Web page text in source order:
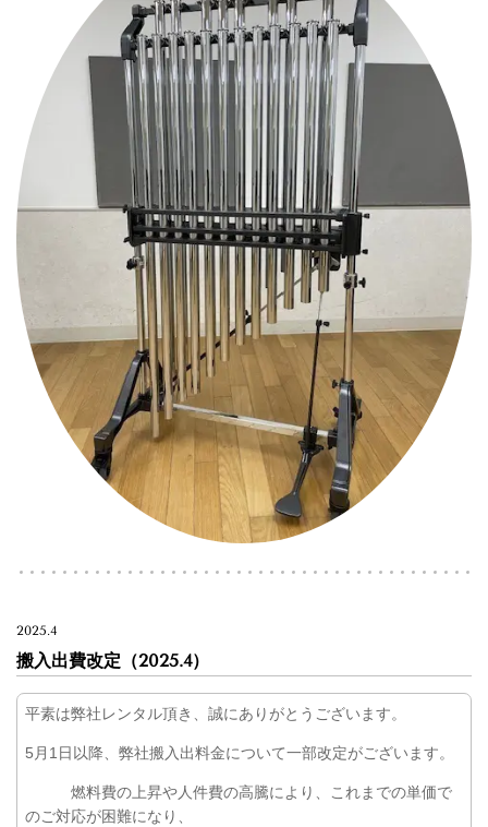
2025.4
搬入出費改定（2025.4）
平素は弊社レンタル頂き、誠にありがとうございます。
5月1日以降、弊社搬入出料金について一部改定がございます。
燃料費の上昇や人件費の高騰により、これまでの単価で
のご対応が困難になり、